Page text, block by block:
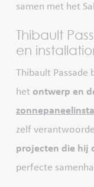
samen met het
Thibault
en
Thibault Passade
het ontwerp en
zelf
projecten die hij
perfecte